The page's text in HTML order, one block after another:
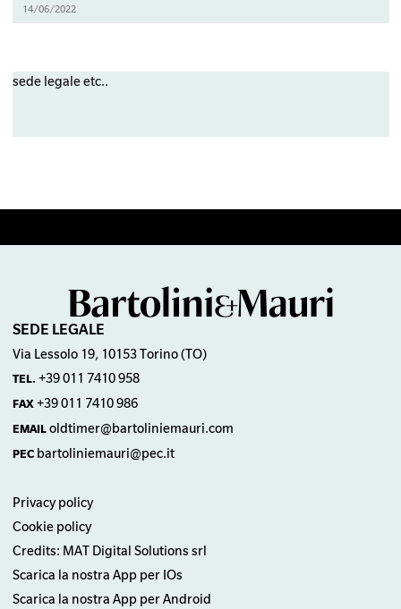
14/06/2022
sede legale etc..
SEDE LEGALE
Via Lessolo 19, 10153 Torino (TO)
TEL. +39 011 7410 958
FAX+39 011 7410 986
EMAILoldtimer@bartoliniemauri.com
PECbartoliniemauri@pec.it
Privacy policy
Cookie policy
Credits: MAT Digital Solutions srl
Scarica la nostra App per IOs
Scarica la nostra App per Android